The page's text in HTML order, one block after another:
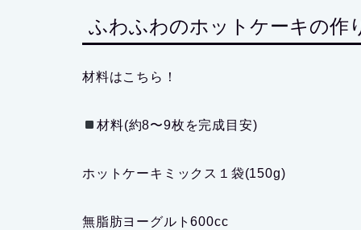
ふわふわのホットケーキの作
材料はこちら！
材料(約8〜9枚を完成目安)
ホットケーキミックス１袋(150g)
無脂肪ヨーグルト600cc